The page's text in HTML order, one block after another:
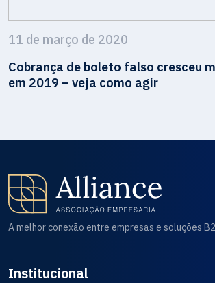
11 de março de 2020
Cobrança de boleto falso cresceu
em 2019 – veja como agir
A melhor conexão entre empresas e soluções
Institucional